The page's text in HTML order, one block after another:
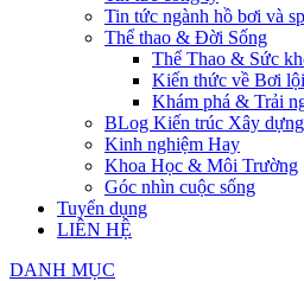
Tin tức ngành hồ bơi và
Thể thao & Đời Sống
Thể Thao & Sức
Kiến thức về Bơi
Khám phá & Trải
BLog Kiến trúc Xây dựng
Kinh nghiệm Hay
Khoa Học & Môi Trường
Góc nhìn cuộc sống
Tuyển dụng
LIÊN HỆ
DANH MỤC